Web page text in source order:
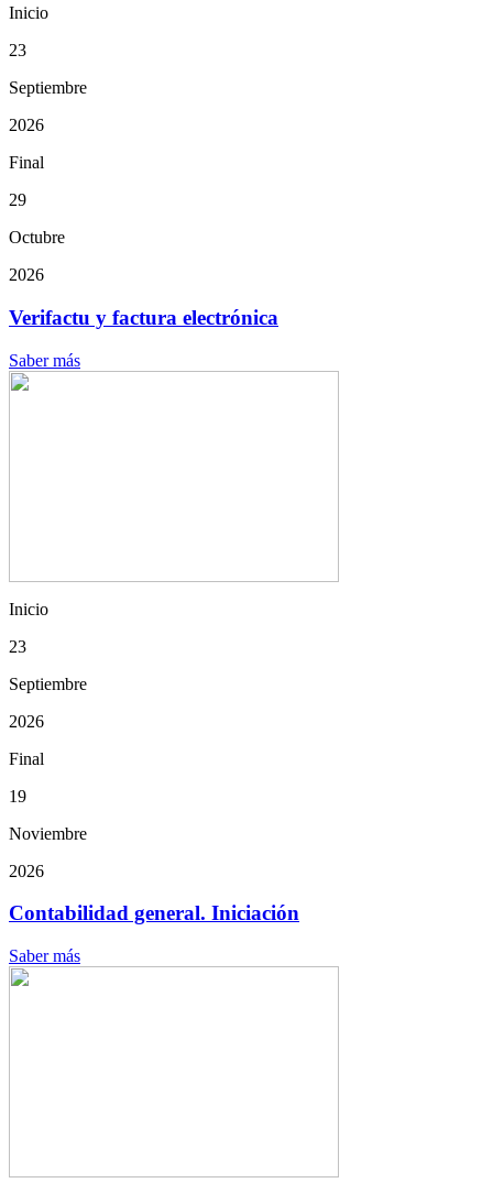
Inicio
23
Septiembre
2026
Final
29
Octubre
2026
Verifactu y factura electrónica
Saber más
Inicio
23
Septiembre
2026
Final
19
Noviembre
2026
Contabilidad general. Iniciación
Saber más